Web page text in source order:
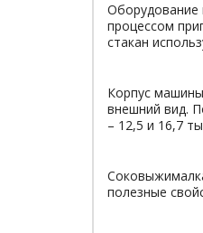
Оборудование
процессом
стакан
Корпус
внешний вид.
– 12,5 и 16,7
полезные